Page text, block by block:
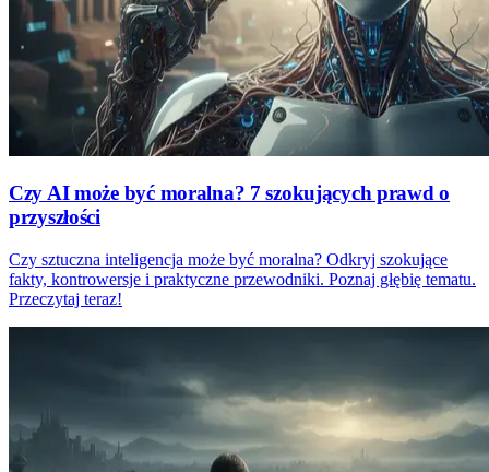
Czy AI może być moralna? 7 szokujących prawd o
przyszłości
Czy sztuczna inteligencja może być moralna? Odkryj szokujące
fakty, kontrowersje i praktyczne przewodniki. Poznaj głębię tematu.
Przeczytaj teraz!